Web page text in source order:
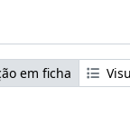
em ficha